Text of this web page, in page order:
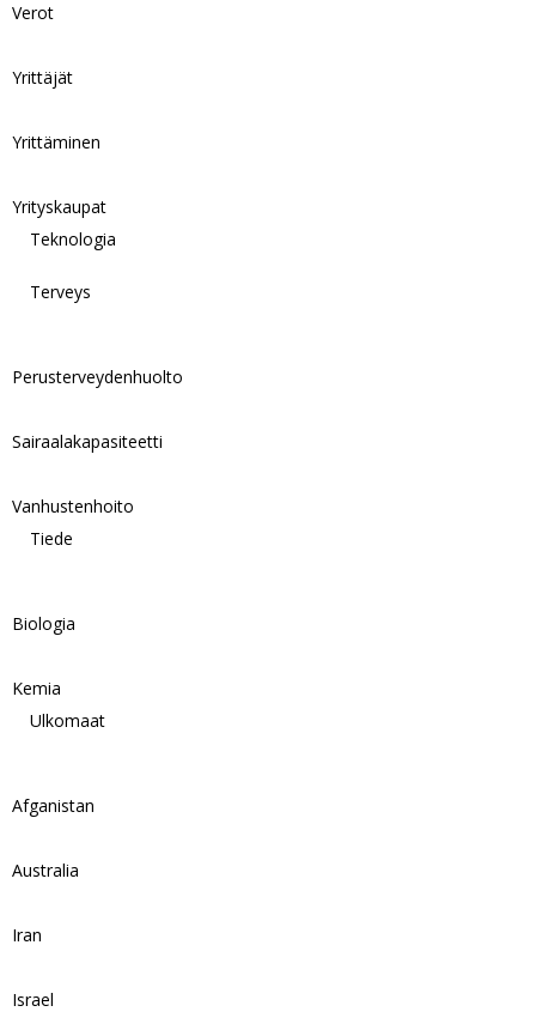
Verot
Yrittäjät
Yrittäminen
Yrityskaupat
Teknologia
Terveys
Perusterveydenhuolto
Sairaalakapasiteetti
Vanhustenhoito
Tiede
Biologia
Kemia
Ulkomaat
Afganistan
Australia
Iran
Israel